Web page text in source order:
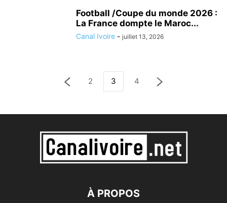
Football /Coupe du monde 2026 :
La France dompte le Maroc...
Canal Ivoire - juillet 13, 2026
2 3 4
À PROPOS